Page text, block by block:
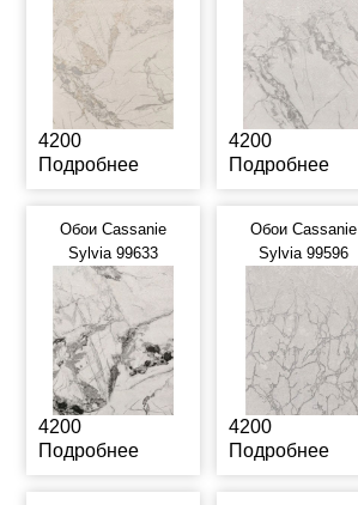
4200
Подробнее
4200
Подробнее
Обои Cassanie
Sylvia 99633
4200
Подробнее
Обои Cassanie
Sylvia 99596
4200
Подробнее